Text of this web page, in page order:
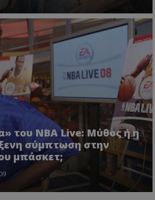
του NBA Live: Μύθος ή η
σύμπτωση στην
μπάσκετ;